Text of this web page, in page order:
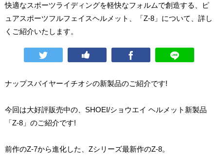
快適なスポーツライディングを軽快なフォルムで創造する、ピ
ュアスポーツフルフェイスヘルメット、「Z-8」について、詳し
くご紹介いたします。
ナップスバイヤーイチオシの新製品のご紹介です!
今回は大好評販売中の、SHOEI/ショウエイ ヘルメット新製品
「Z-8」のご紹介です!
前作のZ-7から進化した、Zシリーズ最新作のZ-8。